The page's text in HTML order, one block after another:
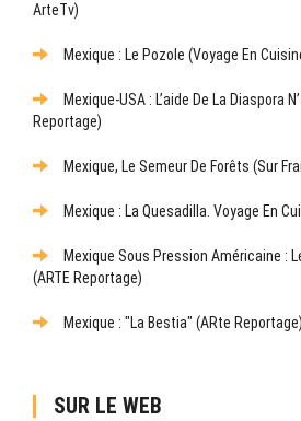
ArteTv)
Mexique : Le Pozole (Voyage En
Mexique-USA : L’aide De La Diaspora
Reportage)
Mexique, Le Semeur De Forêts (sur
Mexique : La Quesadilla. Voyage En
Mexique Sous Pression Américaine :
(ARTE Reportage)
Mexique : "La Bestia" (ARte Reportage)
SUR LE WEB